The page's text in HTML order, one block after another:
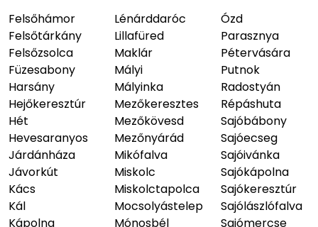
Felsőhámor
Felsőtárkány
Felsőzsolca
Füzesabony
Harsány
Hejőkeresztúr
Hét
Hevesaranyos
Járdánháza
Jávorkút
Kács
Kál
Kápolna
Lénárddaróc
Lillafüred
Maklár
Mályi
Mályinka
Mezőkeresztes
Mezőkövesd
Mezőnyárád
Mikófalva
Miskolc
Miskolctapolca
Mocsolyástelep
Mónosbél
Ózd
Parasznya
Pétervására
Putnok
Radostyán
Répáshuta
Sajóbábony
Sajóecseg
Sajóivánka
Sajókápolna
Sajókeresztúr
Sajólászlófalva
Sajómercse